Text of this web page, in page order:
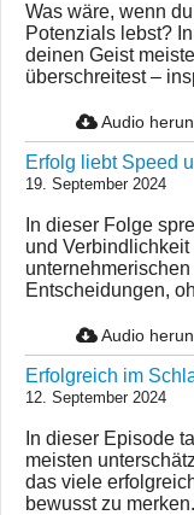
Was wäre, wenn
Potenzials lebst?
deinen Geist
überschreitest –
Audio
Erfolg liebt Speed
19. September 2024
In dieser Folge
und
Entscheidungen,
Audio
Erfolgreich im
12. September 2024
In dieser Episode
meisten
das viele
bewusst zu